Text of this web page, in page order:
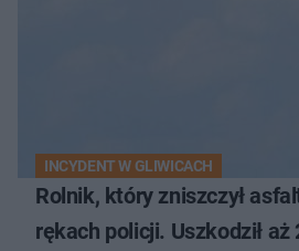
INCYDENT W GLIWICACH
Rolnik, który zniszczył
rękach policji. Uszkodził